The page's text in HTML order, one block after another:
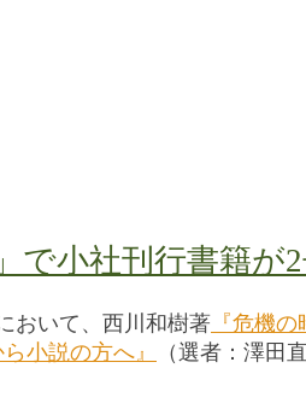
で小社刊行書籍が
おいて、西川和樹著 『危機
小説の方へ』 （選者：澤田